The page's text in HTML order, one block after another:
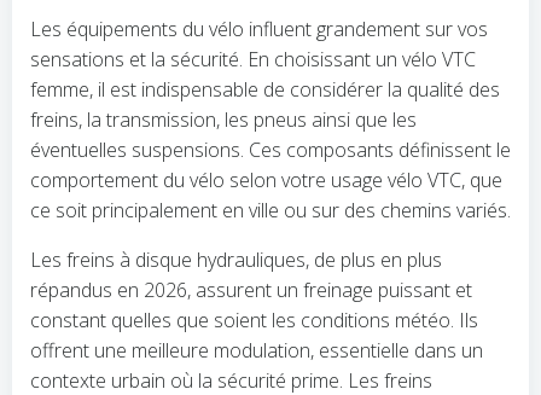
Les équipements du vélo influent grandement sur vos
sensations et la sécurité. En choisissant un vélo VTC
femme, il est indispensable de considérer la qualité des
freins, la transmission, les pneus ainsi que les
éventuelles suspensions. Ces composants définissent le
comportement du vélo selon votre usage vélo VTC, que
ce soit principalement en ville ou sur des chemins variés.
Les freins à disque hydrauliques, de plus en plus
répandus en 2026, assurent un freinage puissant et
constant quelles que soient les conditions météo. Ils
offrent une meilleure modulation, essentielle dans un
contexte urbain où la sécurité prime. Les freins